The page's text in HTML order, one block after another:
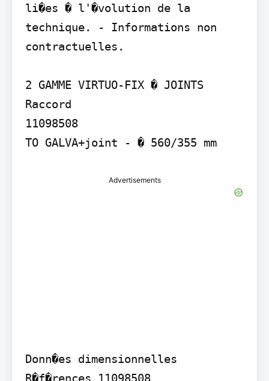
li�es � l'�volution de la
technique. - Informations non
contractuelles.
2 GAMME VIRTUO-FIX � JOINTS
Raccord
11098508
TO GALVA+joint - � 560/355 mm
Advertisements
Donn�es dimensionnelles
R�f�rences 11098508